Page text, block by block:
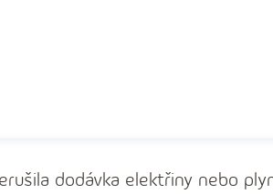
dodávka elektřiny nebo